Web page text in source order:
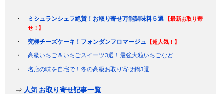
ミシュランシェフ絶賛！お取り寄せ万能調味料５選
【最新お取り寄
せ！】
究極チーズケーキ！フォンダンフロマージュ 【超人気！】
高級いちご＆いちごスイーツ3選！最強大粒いちごなど
名店の味を自宅で！冬の高級お取り寄せ鍋3選
⇒ 人気 お取り寄せ記事一覧